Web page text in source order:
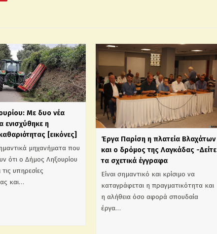
Με δυο νέα
ενισχύθηκε η
[εικόνες]
μηχανήματα που
ότι ο Δήμος Ληξουρίου
υπηρεσίες
και…
Έργα Παρίση η πλατεία Βλαχάτων
και ο δρόμος της Λαγκάδας -Δείτε
τα σχετικά έγγραφα
Είναι σημαντικό και κρίσιμο να
καταγράφεται η πραγματικότητα και
η αλήθεια όσο αφορά σπουδαία
έργα…